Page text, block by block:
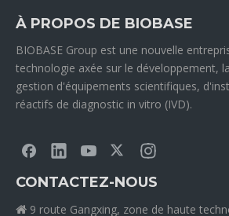
À PROPOS DE BIOBASE
BIOBASE Group est une nouvelle
technologie axée sur le développement,
gestion d'équipements scientifiques,
réactifs de diagnostic in vitro (IVD).
CONTACTEZ-NOUS
 9 route Gangxing, zone de haute